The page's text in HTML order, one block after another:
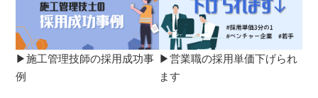
▶施工管理技師の採用成功事
例
▶営業職の採用単価下げられ
ます